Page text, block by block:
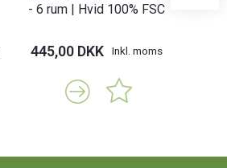
- 6 rum | Hvid 100% FSC
445,00 DKK Inkl. moms